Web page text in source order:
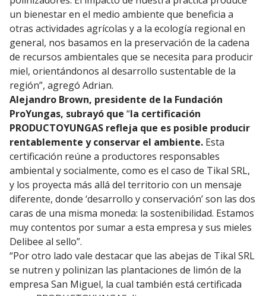
un bienestar en el medio ambiente que beneficia a
otras actividades agrícolas y a la ecología regional en
general, nos basamos en la preservación de la cadena
de recursos ambientales que se necesita para producir
miel, orientándonos al desarrollo sustentable de la
región”, agregó Adrian.
Alejandro Brown, presidente de la Fundación
ProYungas, subrayó que “la certificación
PRODUCTOYUNGAS refleja que es posible producir
rentablemente y conservar el ambiente. Esta
certificación reúne a productores responsables
ambiental y socialmente, como es el caso de Tikal SRL,
y los proyecta más allá del territorio con un mensaje
diferente, donde ‘desarrollo y conservación’ son las dos
caras de una misma moneda: la sostenibilidad. Estamos
muy contentos por sumar a esta empresa y sus mieles
Delibee al sello”.
“Por otro lado vale destacar que las abejas de Tikal SRL
se nutren y polinizan las plantaciones de limón de la
empresa San Miguel, la cual también está certificada